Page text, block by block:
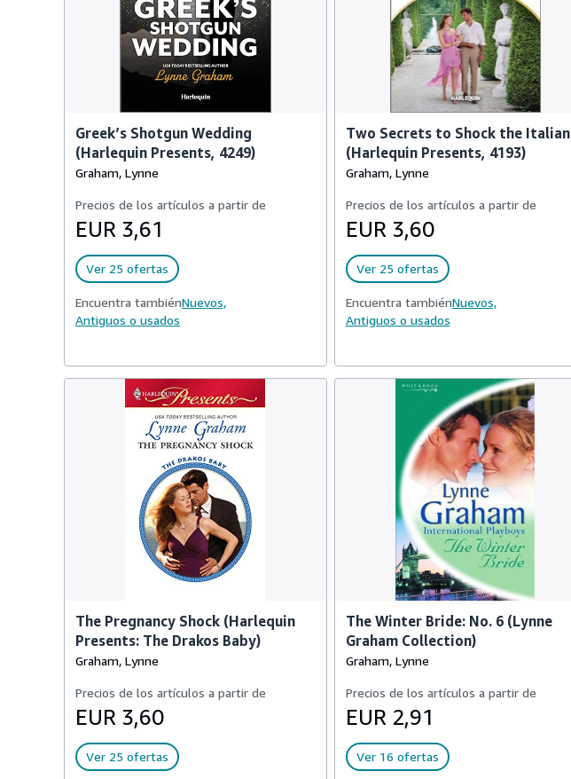
Greek’s Shotgun Wedding
(Harlequin Presents, 4249)
Graham, Lynne
Precios de los artículos a partir de
EUR 3,61
Ver 25 ofertas
Encuentra tambiénNuevos,
Antiguos o usados
Two Secrets to Shock the Italian
(Harlequin Presents, 4193)
Graham, Lynne
Precios de los artículos a partir de
EUR 3,60
Ver 25 ofertas
Encuentra tambiénNuevos,
Antiguos o usados
The Pregnancy Shock (Harlequin
Presents: The Drakos Baby)
Graham, Lynne
Precios de los artículos a partir de
EUR 3,60
Ver 25 ofertas
The Winter Bride: No. 6 (Lynne
Graham Collection)
Graham, Lynne
Precios de los artículos a partir de
EUR 2,91
Ver 16 ofertas